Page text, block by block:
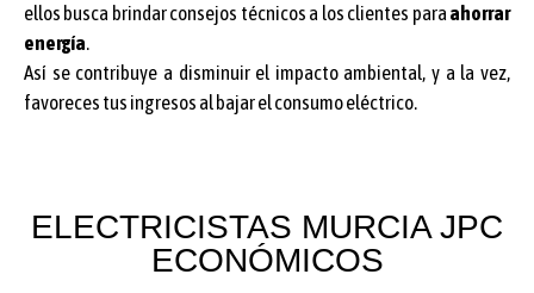
ellos busca brindar consejos técnicos a los clientes para ahorrar
energía.
Así se contribuye a disminuir el impacto ambiental, y a la vez,
favoreces tus ingresos al bajar el consumo eléctrico.
ELECTRICISTAS MURCIA JPC
ECONÓMICOS